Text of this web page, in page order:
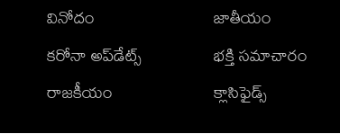
వినోదం
కరోనా అప్‌డేట్స్
రాజకీయం
జాతీయం
భక్తి సమాచారం
క్లాసిఫైడ్స్